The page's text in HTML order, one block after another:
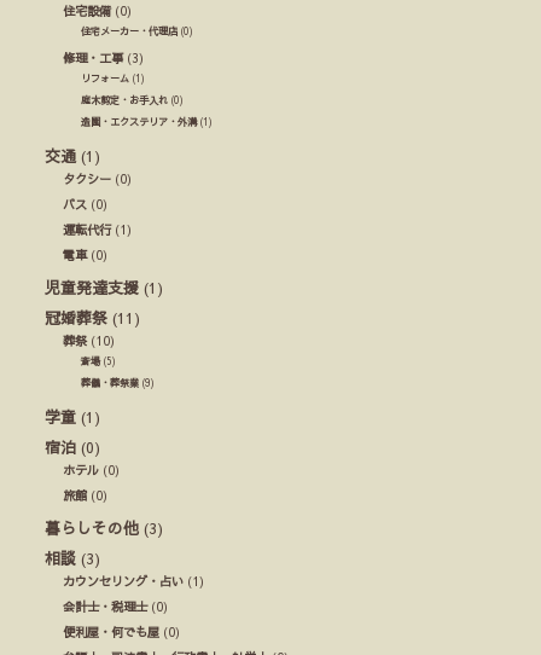
住宅設備(0)
住宅メーカー・代理店 (0)
修理・工事(3)
リフォーム (1)
庭木剪定・お手入れ (0)
造園・エクステリア・外溝(1)
交通 (1)
タクシー (0)
バス (0)
運転代行(1)
電車(0)
児童発達支援 (1)
冠婚葬祭 (11)
葬祭(10)
斎場(5)
葬儀・葬祭業 (9)
学童 (1)
宿泊 (0)
ホテル (0)
旅館 (0)
暮らしその他 (3)
相談 (3)
カウンセリング・占い (1)
会計士・税理士(0)
便利屋・何でも屋 (0)